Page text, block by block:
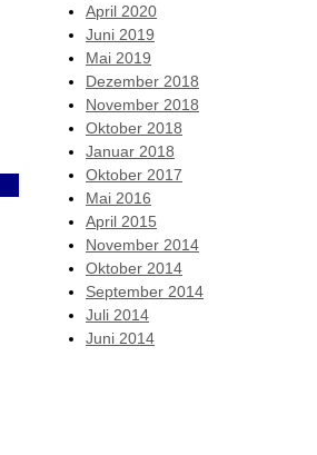
April 2020
Juni 2019
Mai 2019
Dezember 2018
November 2018
Oktober 2018
Januar 2018
Oktober 2017
Mai 2016
April 2015
November 2014
Oktober 2014
September 2014
Juli 2014
Juni 2014